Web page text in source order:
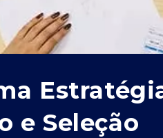
e Seleção